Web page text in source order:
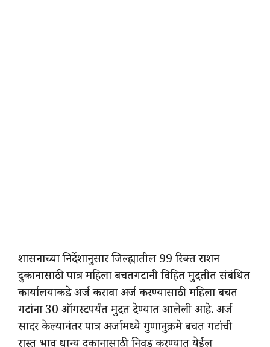
शासनाच्या निर्देशानुसार जिल्ह्यातील 99 रिक्त राशन
दुकानासाठी पात्र महिला बचतगटानी विहित मुदतीत संबंधित
कार्यालयाकडे अर्ज करावा अर्ज करण्यासाठी महिला बचत
गटांना 30 ऑगस्टपर्यंत मुदत देण्यात आलेली आहे. अर्ज
सादर केल्यानंतर पात्र अर्जामध्ये गुणानुक्रमे बचत गटांची